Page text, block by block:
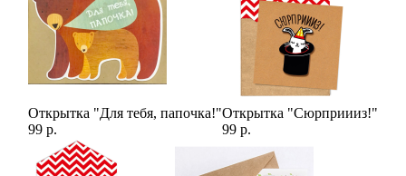
Открытка "Для тебя, папочка!"
99 р.
Открытка "Сюрприииз!"
99 р.